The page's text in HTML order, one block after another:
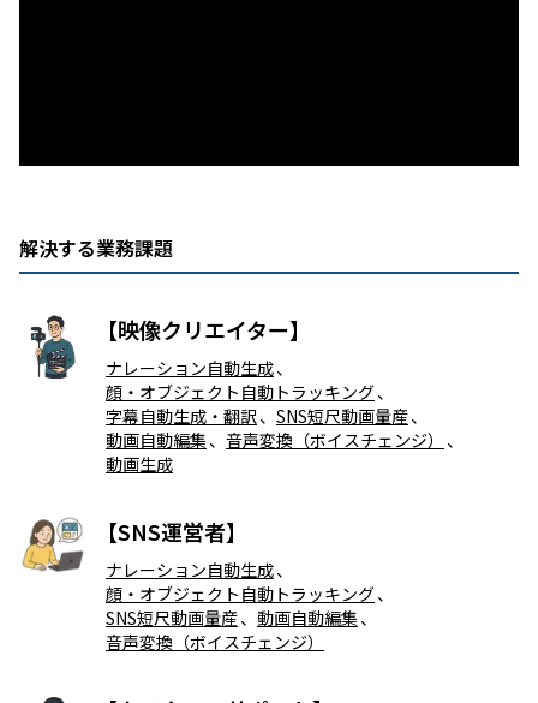
解決する業務課題
【映像クリエイター】
ナレーション自動生成、
顔・オブジェクト自動トラッキング、
字幕自動生成・翻訳、 SNS短尺動画量産、
動画自動編集 、 音声変換（ボイスチェンジ）
、
動画生成
【SNS運営者】
ナレーション自動生成、
顔・オブジェクト自動トラッキング、
SNS短尺動画量産、 動画自動編集 、
音声変換（ボイスチェンジ）